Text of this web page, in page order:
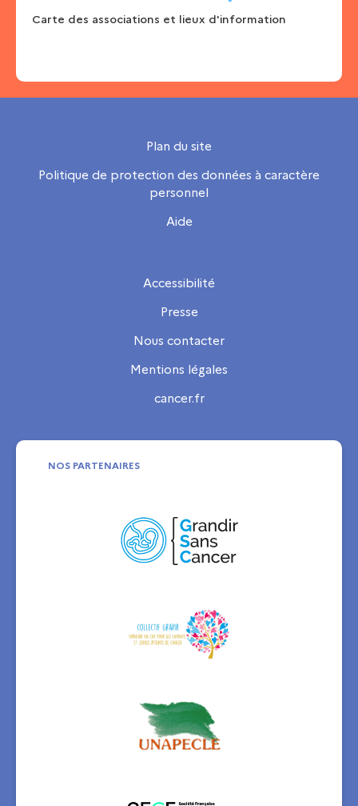
Carte des associations et lieux d'information
NOS PARTENAIRES
Plan du site
Politique de protection des données à caractère
personnel
Aide
Accessibilité
Presse
Nous contacter
Mentions légales
cancer.fr